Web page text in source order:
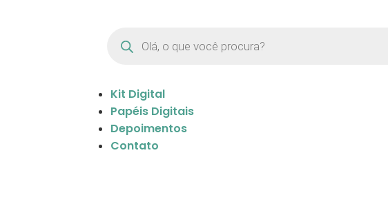
Kit Digital
Papéis Digitais
Depoimentos
Contato